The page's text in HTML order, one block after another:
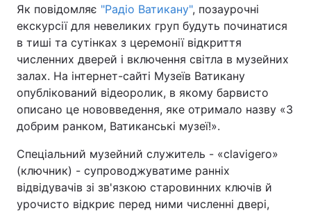
Головна Війна
Україна Політика
Економіка Світ
Спорт
Техно і зв'язок Лайт
Зброя
Здоров'я Туризм
Як повідомляє "Радіо Ватикану", позаурочні
екскурсії для невеликих груп будуть починатися
в тиші та сутінках з церемонії відкриття
численних дверей і включення світла в музейних
залах. На інтернет-сайті Музеїв Ватикану
опублікований відеоролик, в якому барвисто
описано це нововведення, яке отримало назву «З
добрим ранком, Ватиканські музеї!».
Спеціальний музейний служитель - «clavigero»
(ключник) - супроводжуватиме ранніх
відвідувачів зі зв'язкою старовинних ключів й
урочисто відкриє перед ними численні двері,